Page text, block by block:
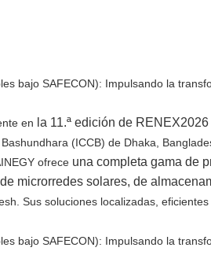
en la 11.ª edición de RENEX2026
(ICCB) de Dhaka,
ofrece una completa gama de
microrredes solares, de
Sus soluciones localizadas,